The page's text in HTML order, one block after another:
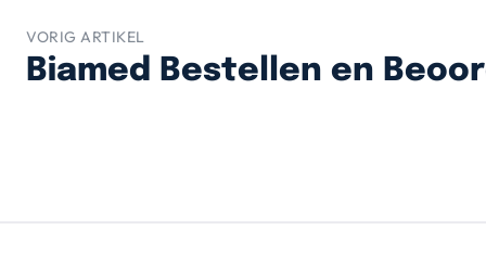
VORIG ARTIKEL
Biamed Bestellen en